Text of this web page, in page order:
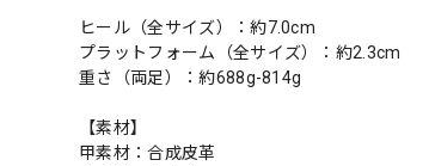
ヒール（全サイズ）：約7.0cm
プラットフォーム（全サイズ）：約2.3cm
重さ（両足）：約688g-814g
【素材】
甲素材：合成皮革